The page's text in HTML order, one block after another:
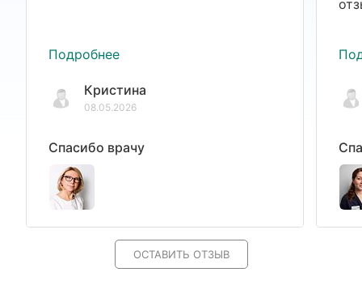
Подробнее
Кристина
08.05.2026
Спасибо врачу
ОСТАВИТЬ ОТЗЫВ